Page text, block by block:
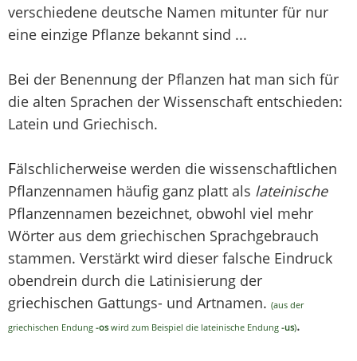
verschiedene deutsche Namen mitunter für nur
eine einzige Pflanze bekannt sind ...
Bei der Benennung der Pflanzen hat man sich für
die alten Sprachen der Wissenschaft entschieden:
Latein und Griechisch.
Fälschlicherweise werden die wissenschaftlichen
Pflanzennamen häufig ganz platt als lateinische
Pflanzennamen bezeichnet, obwohl viel mehr
Wörter aus dem griechischen Sprachgebrauch
stammen. Verstärkt wird dieser falsche Eindruck
obendrein durch die Latinisierung der
griechischen Gattungs- und Artnamen. (aus der
griechischen Endung -os wird zum Beispiel die lateinische Endung -us).